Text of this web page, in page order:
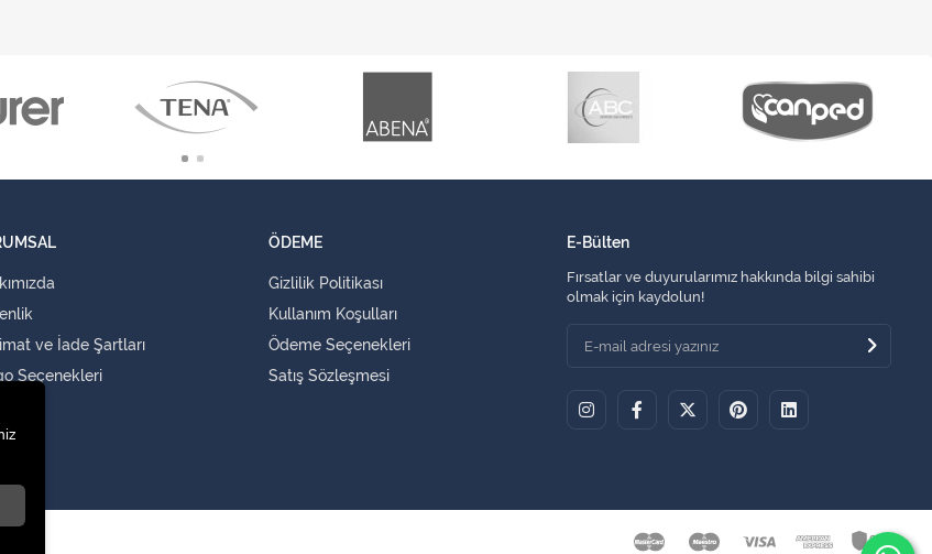
E-Bülten
Fırsatlar ve duyurularımız hakkında bilgi sahibi
olmak için kaydolun!
ve İade Şartları
Seçenekleri
ÖDEME
Gizlilik Politikası
Kullanım Koşulları
Ödeme Seçenekleri
Satış Sözleşmesi